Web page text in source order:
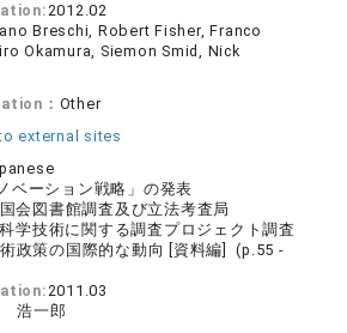
2012.02
Breschi, Robert Fisher, Franco
Okamura, Siemon Smid, Nick
： Other
external sites
ベーション戦略」の発表
会図書館調査及び立法考査局
科学技術に関する調査プロジェクト調査
政策の国際的な動向 [資料編] (p.55 -
2011.03
浩一郎